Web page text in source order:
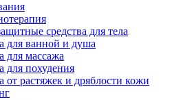
средства для тела
для ванной и душа
для массажа
для похудения
от растяжек и дряблости кожи